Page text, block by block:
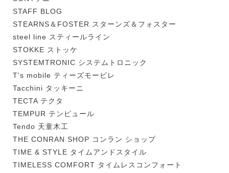
STAFF BLOG
STEARNS＆FOSTER スターンズ＆フォスター
steel line スティールライン
STOKKE ストッケ
SYSTEMTRONIC システムトロニック
T's mobile ティーズモービレ
Tacchini タッキーニ
TECTA テクタ
TEMPUR テンピュール
Tendo 天童木工
THE CONRAN SHOP コンラン ショップ
TIME & STYLE タイムアンドスタイル
TIMELESS COMFORT タイムレスコンフォート